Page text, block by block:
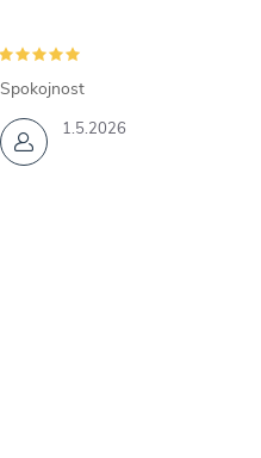
1.5.2026
Spokojnost